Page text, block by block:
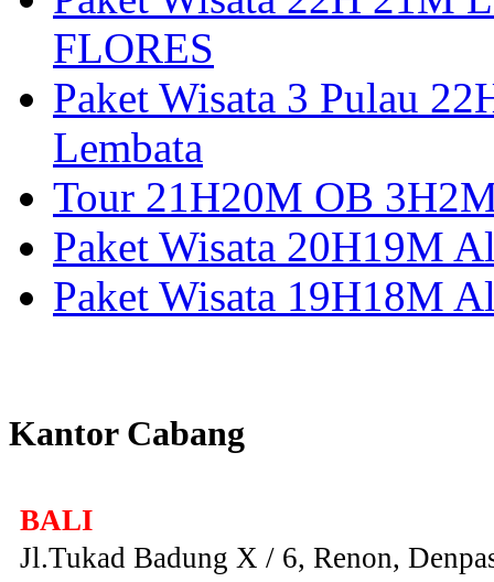
FLORES
Paket Wisata 3 Pulau
Lembata
Tour 21H20M OB
Paket Wisata 20H19M
Paket Wisata 19H18M
Kantor Cabang
BALI
Jl.Tukad Badung X / 6, Renon,